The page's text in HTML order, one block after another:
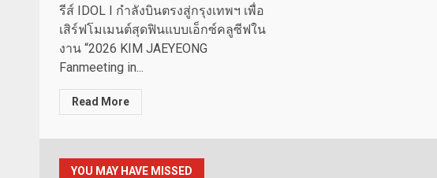
รีส์ IDOL I กำลังบินตรงสู่กรุงเทพฯ เพื่อ
เสิร์ฟโมเมนต์สุดฟินแบบเอ็กซ์คลูซีฟใน
งาน “2026 KIM JAEYEONG
Fanmeeting in...
Read More
YOU MAY HAVE MISSED